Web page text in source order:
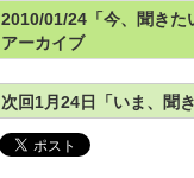
2010/01/24「今、聞きた
アーカイブ
次回1月24日「いま、聞